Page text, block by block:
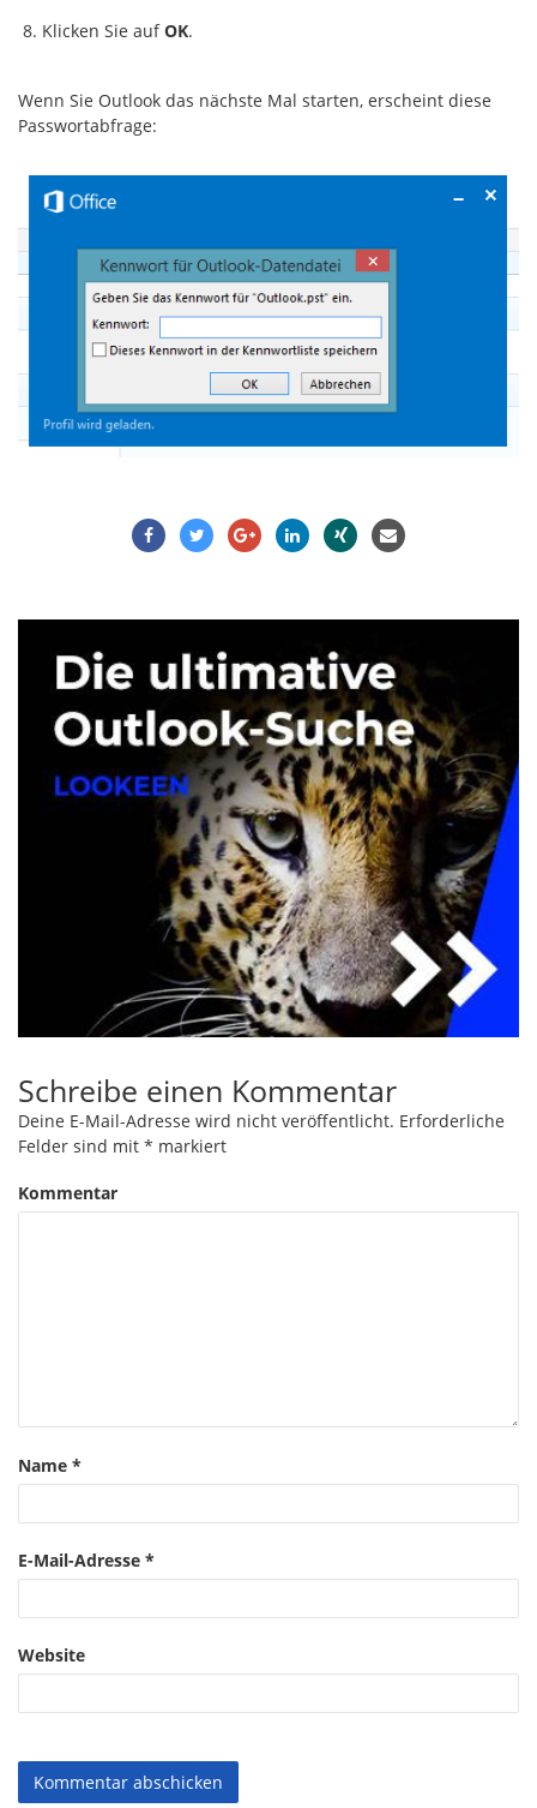
Klicken Sie aufOK.
Wenn Sie Outlook das nächste Mal starten, erscheint diese
Passwortabfrage:
Schreibe einen Kommentar
Deine E-Mail-Adresse wird nicht veröffentlicht. Erforderliche
Felder sind mit * markiert
Kommentar
Name *
E-Mail-Adresse *
Website